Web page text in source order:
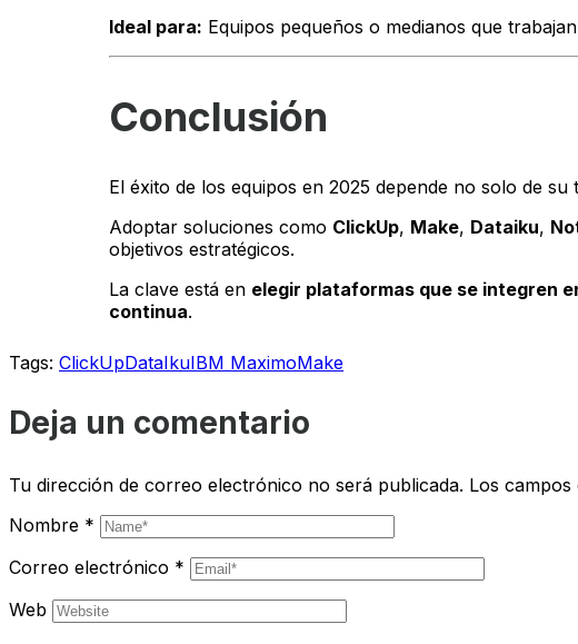
Ideal para: Equipos pequeños o medianos que
Conclusión
El éxito de los equipos en 2025 depende no solo de su
Adoptar soluciones como ClickUp, Make, Dataiku,
objetivos estratégicos.
La clave está en elegir plataformas que se integren
continua.
Tags: ClickUpDataIkuIBM MaximoMake
Deja un comentario
Tu dirección de correo electrónico no será publicada. Los
Nombre *
Correo electrónico *
Web